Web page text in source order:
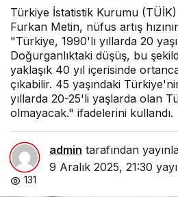
Türkiye İstatistik Kurumu (TÜİK)
Furkan Metin, nüfus artış
"Türkiye, 1990'lı yıllarda 20
Doğurganlıktaki düşüş, bu
yaklaşık 40 yıl içerisinde
çıkabilir. 45 yaşındaki
yıllarda 20-25'li yaşlarda olan
olmayacak." ifadelerini kullandı.
admin tarafından
9 Aralık 2025, 21:30
131
Altında